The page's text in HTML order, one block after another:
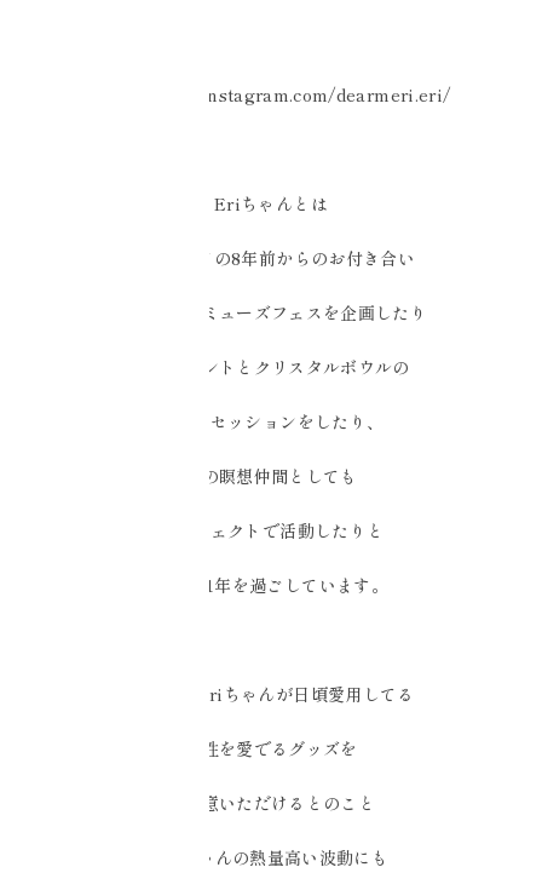
https://www.instagram.com/dearmeri.eri/
Eriちゃんとは
起業したての8年前からのお付き合い
去年からはミューズフェスを企画したり
ハーブテントとクリスタルボウルの
コラボセッションをしたり、
空の瞑想仲間としても
プロジェクトで活動したりと
濃厚な1年を過ごしています。
今回は、Eriちゃんが日頃愛用してる
女性を愛でるグッズを
ご用意いただけるとのこと
Eriちゃんの熱量高い波動にも